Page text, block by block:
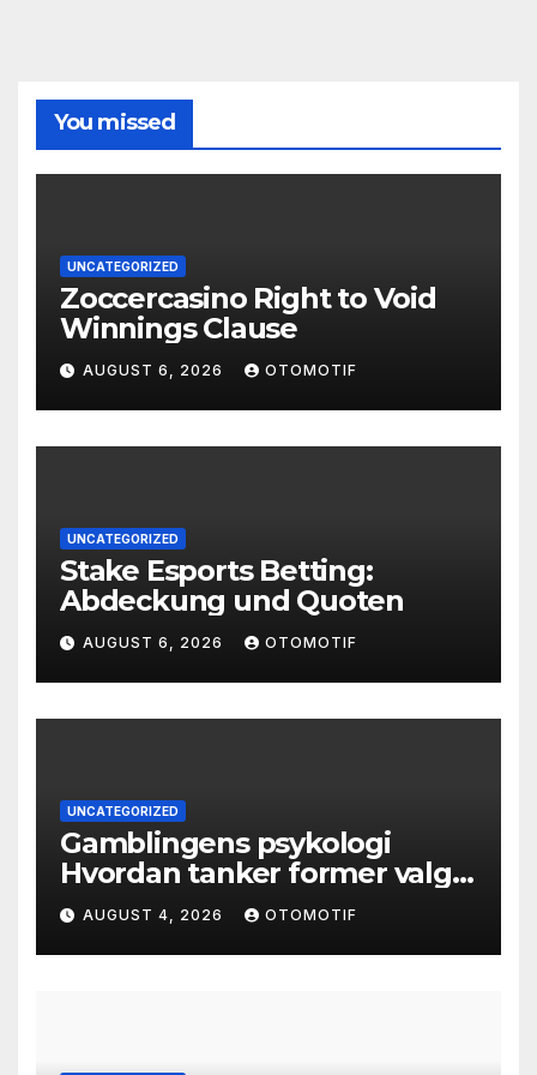
You missed
UNCATEGORIZED
Zoccercasino Right to Void
Winnings Clause
AUGUST 6, 2026 OTOMOTIF
UNCATEGORIZED
Stake Esports Betting:
Abdeckung und Quoten
AUGUST 6, 2026 OTOMOTIF
UNCATEGORIZED
Gamblingens psykologi
Hvordan tanker former valg
og atferd
AUGUST 4, 2026 OTOMOTIF